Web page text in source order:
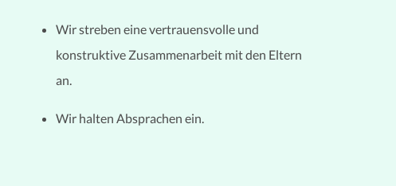
Wir streben eine vertrauensvolle und
konstruktive Zusammenarbeit mit den Eltern
an.
Wir halten Absprachen ein.